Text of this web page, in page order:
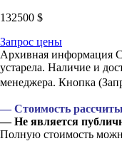
132500 $
Запрос цены
Архивная информация
устарела. Наличие и
менеджера. Кнопка
— Стоимость
— Не является
Полную стоимость